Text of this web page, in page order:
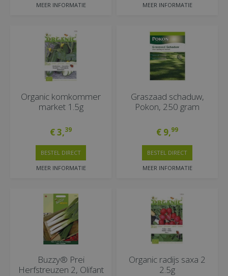
MEER INFORMATIE MEER INFORMATIE
Organic komkommer
market 1.5g
€3,39
MEER INFORMATIE
BESTEL DIRECT
Graszaad schaduw,
Pokon, 250 gram
€ 9,99
MEER INFORMATIE
BESTEL DIRECT
Buzzy® Prei
Herfstreuzen 2, Olifant
Organic radijs saxa 2
2.5g